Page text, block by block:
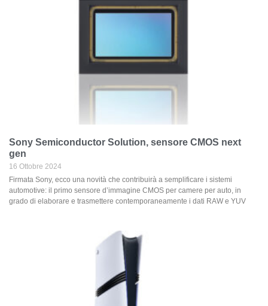
Sony Semiconductor Solution, sensore CMOS next
gen
16 Ottobre 2024
Firmata Sony, ecco una novità che contribuirà a semplificare i sistemi
automotive: il primo sensore d’immagine CMOS per camere per auto, in
grado di elaborare e trasmettere contemporaneamente i dati RAW e YUV